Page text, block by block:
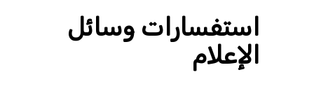
استفسارات وسائل
الإعلام